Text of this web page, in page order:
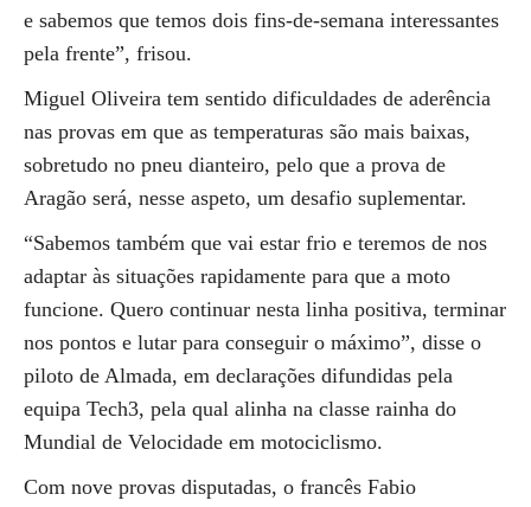
e sabemos que temos dois fins-de-semana interessantes
pela frente”, frisou.
Miguel Oliveira tem sentido dificuldades de aderência
nas provas em que as temperaturas são mais baixas,
sobretudo no pneu dianteiro, pelo que a prova de
Aragão será, nesse aspeto, um desafio suplementar.
“Sabemos também que vai estar frio e teremos de nos
adaptar às situações rapidamente para que a moto
funcione. Quero continuar nesta linha positiva, terminar
nos pontos e lutar para conseguir o máximo”, disse o
piloto de Almada, em declarações difundidas pela
equipa Tech3, pela qual alinha na classe rainha do
Mundial de Velocidade em motociclismo.
Com nove provas disputadas, o francês Fabio